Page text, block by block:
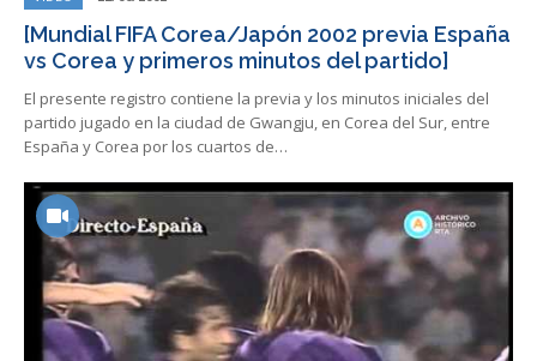
[Mundial FIFA Corea/Japón 2002 previa España
vs Corea y primeros minutos del partido]
El presente registro contiene la previa y los minutos iniciales del
partido jugado en la ciudad de Gwangju, en Corea del Sur, entre
España y Corea por los cuartos de…